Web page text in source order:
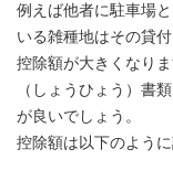
例えば他者に駐車場
いる雑種地はその貸
控除額が大きくなり
（しょうひょう）書
が良いでしょう。
控除額は以下のように